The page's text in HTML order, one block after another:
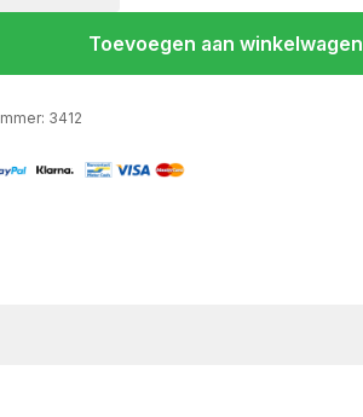
Toevoegen aan winkelwagen
3412